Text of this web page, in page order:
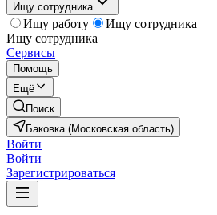
Ищу сотрудника
Ищу работу
Ищу сотрудника
Ищу сотрудника
Сервисы
Помощь
Ещё
Поиск
Баковка (Московская область)
Войти
Войти
Зарегистрироваться